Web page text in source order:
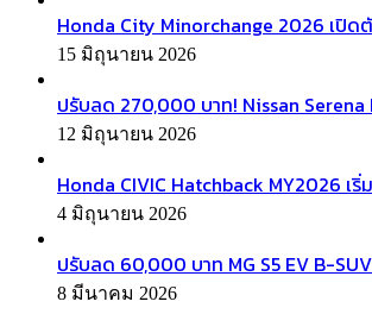
Honda City Minorchange 2026 เปิ
15 มิถุนายน 2026
ปรับลด 270,000 บาท! Nissan Serena
12 มิถุนายน 2026
Honda CIVIC Hatchback MY2026 เ
4 มิถุนายน 2026
ปรับลด 60,000 บาท MG S5 EV B-
8 มีนาคม 2026